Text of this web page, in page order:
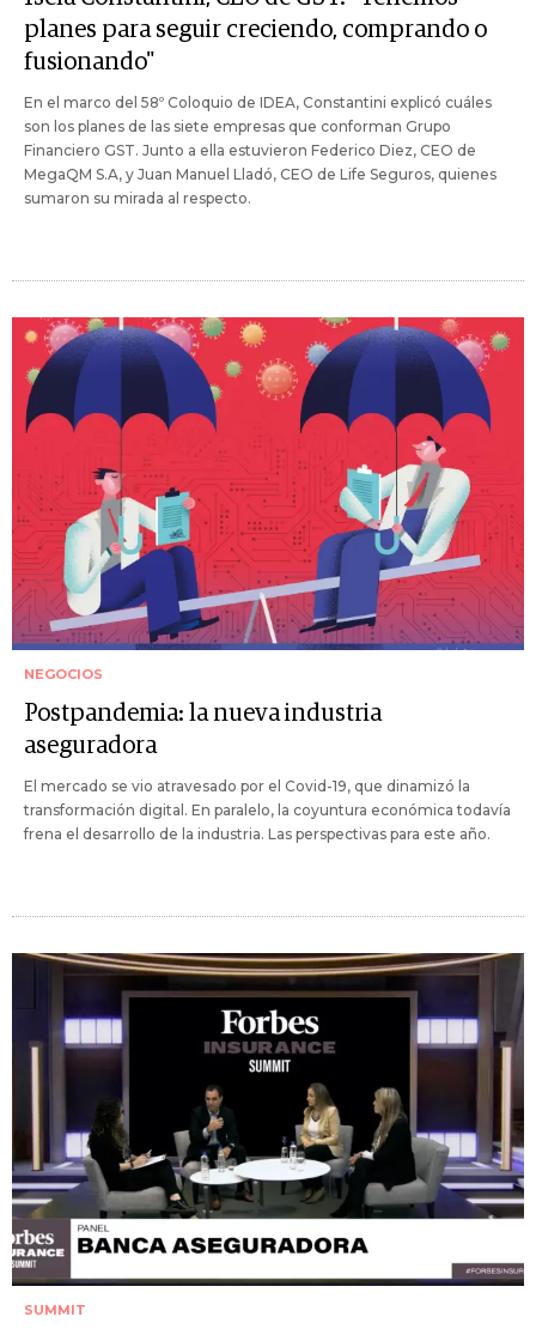
planes para seguir creciendo, comprando o
fusionando"
En el marco del 58º Coloquio de IDEA, Constantini explicó cuáles
son los planes de las siete empresas que conforman Grupo
Financiero GST. Junto a ella estuvieron Federico Diez, CEO de
MegaQM S.A, y Juan Manuel Lladó, CEO de Life Seguros, quienes
sumaron su mirada al respecto.
NEGOCIOS
Postpandemia: la nueva industria
aseguradora
El mercado se vio atravesado por el Covid-19, que dinamizó la
transformación digital. En paralelo, la coyuntura económica todavía
frena el desarrollo de la industria. Las perspectivas para este año.
SUMMIT